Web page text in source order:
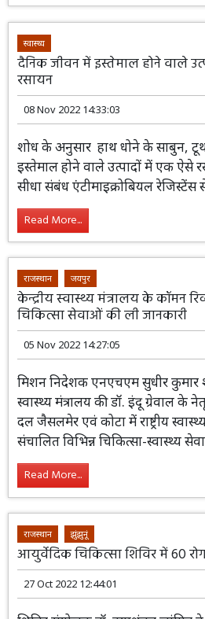
Read More...
स्वास्थ्य
दैनिक जीवन में इस्तेमाल होने वाले
रसायन
08 Nov 2022 14:33:03
शोध के अनुसार हाथ
संबंध एंटीमाइक्रोबियल रेजिस्टेंस से है।
Read More...
केन्द्रीय स्वास्थ्य मंत्रालय के कॉमन
चिकित्सा सेवाओं की ली जानकारी
05 Nov 2022 14:27:05
मिशन निदेशक
जैसलमेर एवं कोटा में राष्ट्रीय स्वास्थ्य
विभिन्न चिकित्सा-स्वास्थ्य सेवाओं
Read More...
राजस्थान